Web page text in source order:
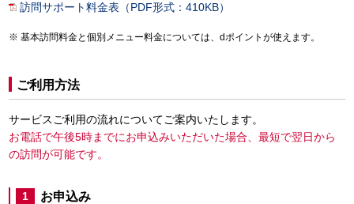
訪問サポート料金表（PDF形式：410KB）
基本訪問料金と個別メニュー料金については、dポイントが使えます。
ご利用方法
サービスご利用の流れについてご案内いたします。
お電話で午後5時までにお申込みいただいた場合、最短で翌日から
の訪問が可能です。
1 お申込み